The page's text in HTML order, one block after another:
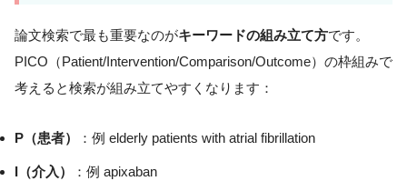
論文検索で最も重要なのがキーワードの組み立て方です。
PICO（Patient/Intervention/Comparison/Outcome）の枠組みで
考えると検索が組み立てやすくなります：
P（患者） ：例 elderly patients with atrial fibrillation
I（介入） ：例 apixaban